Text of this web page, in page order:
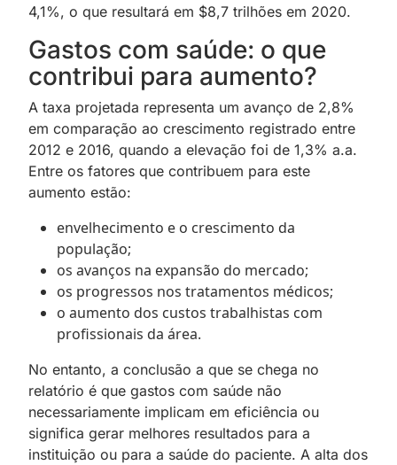
4,1%, o que resultará em $8,7 trilhões em 2020.
Gastos com saúde: o que
contribui para aumento?
A taxa projetada representa um avanço de 2,8%
em comparação ao crescimento registrado entre
2012 e 2016, quando a elevação foi de 1,3% a.a.
Entre os fatores que contribuem para este
aumento estão:
envelhecimento e o crescimento da
população;
os avanços na expansão do mercado;
os progressos nos tratamentos médicos;
o aumento dos custos trabalhistas com
profissionais da área.
No entanto, a conclusão a que se chega no
relatório é que gastos com saúde não
necessariamente implicam em eficiência ou
significa gerar melhores resultados para a
instituição ou para a saúde do paciente. A alta dos